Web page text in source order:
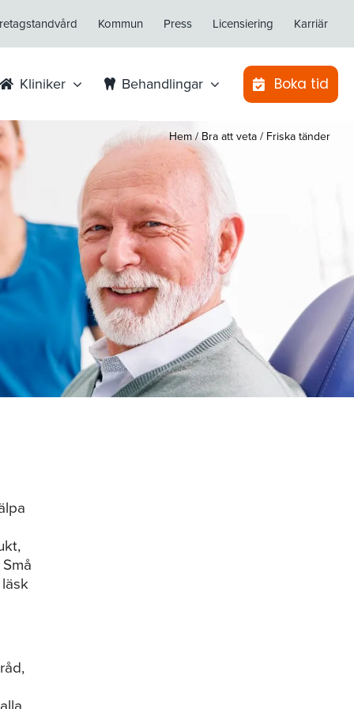
Kommun Press Licensiering Karriär
Kliniker Behandlingar Boka tid
Hem / Bra att veta / Friska tänder